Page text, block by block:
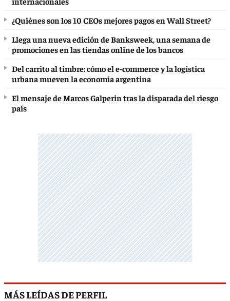
¿Quiénes son los 10 CEOs mejores pagos en Wall Street?
Llega una nueva edición de Banksweek, una semana de
promociones en las tiendas online de los bancos
Del carrito al timbre: cómo el e-commerce y la logística
urbana mueven la economía argentina
El mensaje de Marcos Galperin tras la disparada del riesgo
país
MÁS LEÍDAS DE PERFIL